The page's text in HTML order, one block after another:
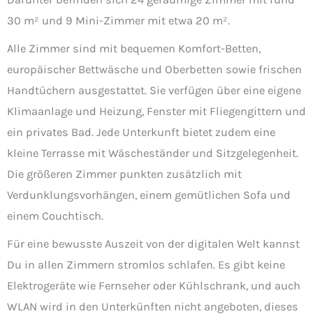
30 m² und 9 Mini-Zimmer mit etwa 20 m².
Alle Zimmer sind mit bequemen Komfort-Betten,
europäischer Bettwäsche und Oberbetten sowie frischen
Handtüchern ausgestattet. Sie verfügen über eine eigene
Klimaanlage und Heizung, Fenster mit Fliegengittern und
ein privates Bad. Jede Unterkunft bietet zudem eine
kleine Terrasse mit Wäscheständer und Sitzgelegenheit.
Die größeren Zimmer punkten zusätzlich mit
Verdunklungsvorhängen, einem gemütlichen Sofa und
einem Couchtisch.
Für eine bewusste Auszeit von der digitalen Welt kannst
Du in allen Zimmern stromlos schlafen. Es gibt keine
Elektrogeräte wie Fernseher oder Kühlschrank, und auch
WLAN wird in den Unterkünften nicht angeboten, dieses